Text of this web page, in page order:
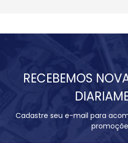
RECEBEMOS
Cadastre seu e-mail para